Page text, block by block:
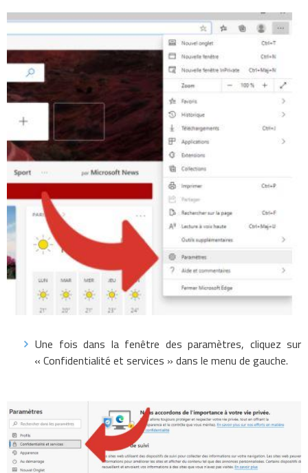
Une fois dans la fenêtre des paramètres, cliquez sur
« Confidentialité et services » dans le menu de gauche.